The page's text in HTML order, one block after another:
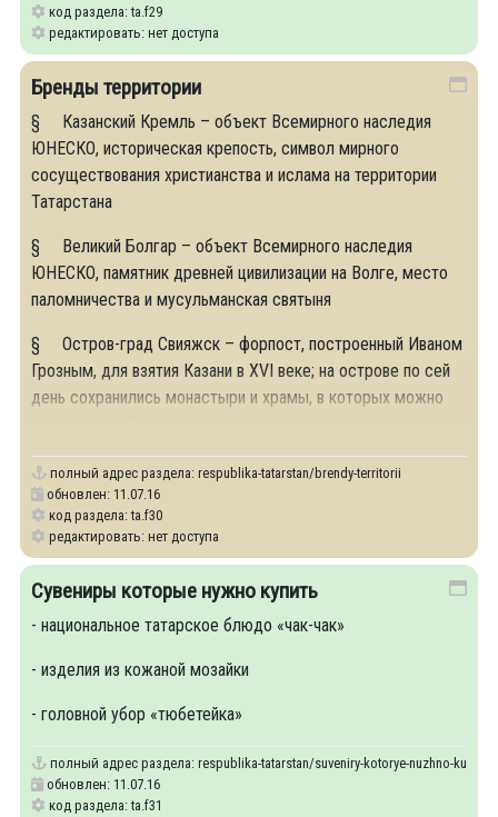
код раздела: ta.f29
редактировать: нет доступа
Бренды территории
§ Казанский Кремль – объект Всемирного наследия
ЮНЕСКО, историческая крепость, символ мирного
сосуществования христианства и ислама на территории
Татарстана
§ Великий Болгар – объект Всемирного наследия
ЮНЕСКО, памятник древней цивилизации на Волге, место
паломничества и мусульманская святыня
§ Остров-град Свияжск – форпост, построенный Иваном
Грозным, для взятия Казани в XVI веке; на острове по сей
день сохранились монастыри и храмы, в которых можно
полный адрес раздела: respublika-tatarstan/brendy-territorii
обновлен: 11.07.16
код раздела: ta.f30
редактировать: нет доступа
Сувениры которые нужно купить
- национальное татарское блюдо «чак-чак»
- изделия из кожаной мозайки
- головной убор «тюбетейка»
полный адрес раздела: respublika-tatarstan/suveniry-kotorye-nuzhno-kupit
обновлен: 11.07.16
код раздела: ta.f31